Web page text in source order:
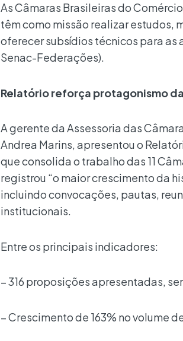
As Câmaras Brasileiras do
têm como missão realizar estudos,
oferecer subsídios técnicos para
Senac-Federações).
Relatório reforça protagonismo
A gerente da Assessoria das
Andrea Marins, apresentou o
que consolida o trabalho das 11
registrou “o maior crescimento da
incluindo convocações, pautas,
institucionais.
Entre os principais indicadores:
– 316 proposições apresentadas,
– Crescimento de 163% no volume